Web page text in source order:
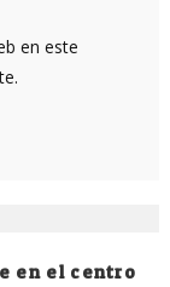
en este
en el centro